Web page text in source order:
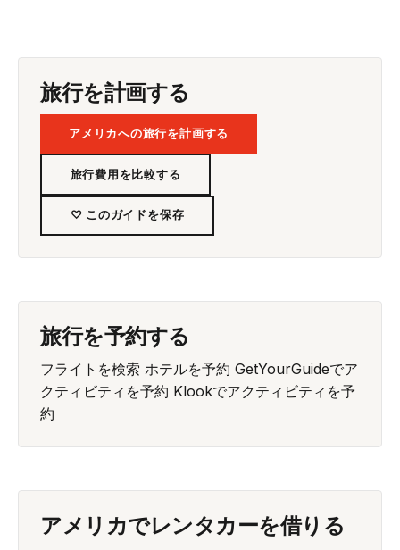
旅行を計画する
アメリカへの旅行を計画する
旅行費用を比較する
♡ このガイドを保存
旅行を予約する
フライトを検索 ホテルを予約 GetYourGuideでア
クティビティを予約 Klookでアクティビティを予
約
アメリカでレンタカーを借りる